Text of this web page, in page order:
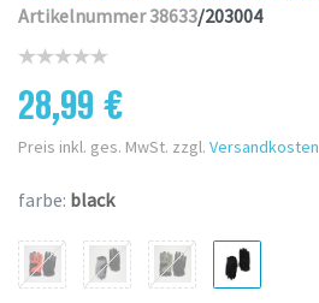
Artikelnummer 38633/203004
28,99 €
Preis inkl. ges. MwSt. zzgl. Versandkosten
farbe: black